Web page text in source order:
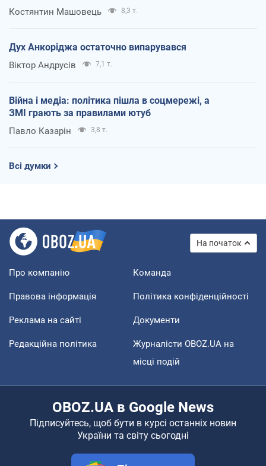
Костянтин Машовець 8,3 т.
Дух Анкоріджа остаточно випарувався
Віктор Андрусів 7,1 т.
Війна і медіа: політика пішла в соцмережі, а
ЗМІ грають за правилами ютуб
Павло Казарін 3,8 т.
Всі думки
На початок
Про компанію Команда
Правова інформація Політика конфіденційності
Реклама на сайті Документи
Редакційна політика
Журналісти OBOZ.UA на
місці подій
OBOZ.UA в Google News
Підписуйтесь, щоб бути в курсі останніх новин
України та світу сьогодні